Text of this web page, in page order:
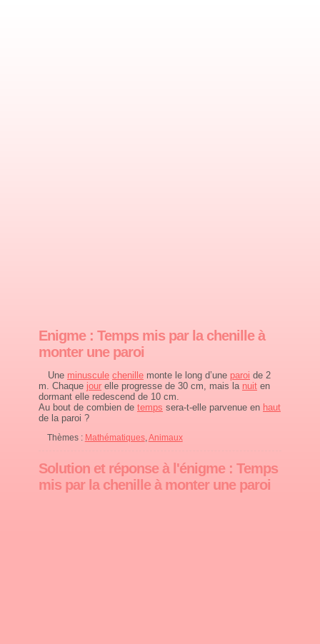
Enigme : Temps mis par la chenille à
monter une paroi
Une minuscule chenille monte le long d’une paroi de 2
m. Chaque jour elle progresse de 30 cm, mais la nuit en
dormant elle redescend de 10 cm.
Au bout de combien de temps sera-t-elle parvenue en haut
de la paroi ?
Thèmes : Mathématiques, Animaux
Solution et réponse à l'énigme : Temps
mis par la chenille à monter une paroi